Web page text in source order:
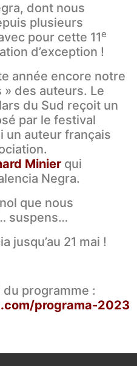
dont nous
plusieurs
pour cette 11e
d’exception !
année encore notre
» des auteurs. Le
du Sud reçoit un
par le festival
un auteur français
Minier qui
Negra.
que nous
suspens…
jusqu’au 21 mai !
du programme :
programa-2023